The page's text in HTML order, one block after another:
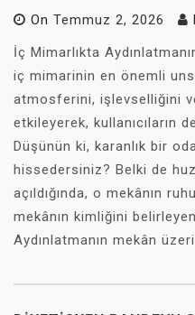
On Temmuz 2, 2026
İç Mimarlıkta
iç mimarinin en önemli
atmosferini, işlevselliğini
etkileyerek, kullanıcıların
Düşünün ki, karanlık bir
hissedersiniz? Belki de
açıldığında, o mekânın
mekânın kimliğini
Aydınlatmanın mekân